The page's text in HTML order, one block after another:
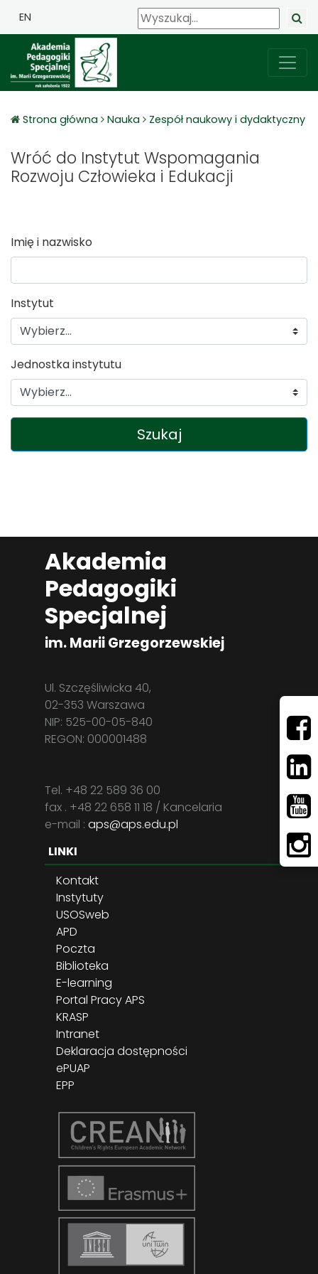
EN
Strona główna Nauka Zespół naukowy i dydaktyczny
Wróć do Instytut Wspomagania
Rozwoju Człowieka i Edukacji
Imię i nazwisko
Instytut
Jednostka instytutu
Szukaj
Akademia
Pedagogiki
Specjalnej
im. Marii Grzegorzewskiej
Ul. Szczęśliwicka 40,
02-353 Warszawa
NIP: 525-00-05-840
REGON: 000001488
Tel. +48 22 589 36 00
fax . +48 22 658 11 18 / Kancelaria
e-mail : aps@aps.edu.pl
LINKI
Kontakt
Instytuty
USOSweb
APD
Poczta
Biblioteka
E-learning
Portal Pracy APS
KRASP
Intranet
Deklaracja dostępności
ePUAP
EPP